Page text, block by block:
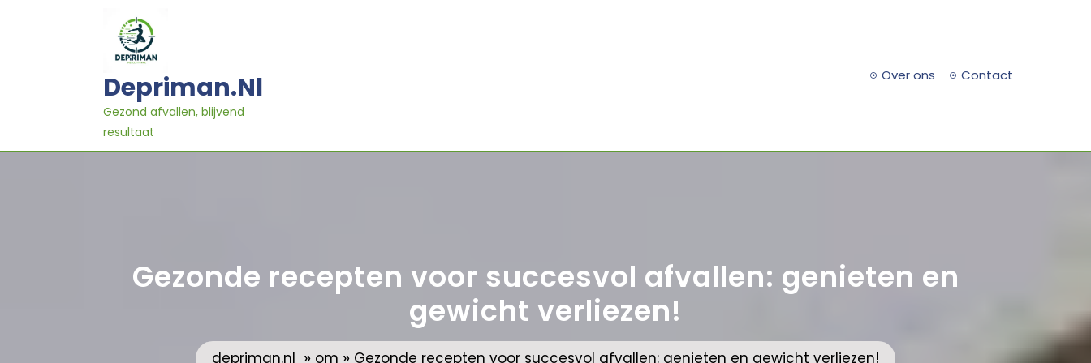
Depriman.nl
Gezond afvallen, blijvend
resultaat
Over ons Contact
Gezonde recepten voor succesvol afvallen: genieten en
gewicht verliezen!
depriman.nl » om » Gezonde recepten voor succesvol afvallen: genieten en gewicht verliezen!